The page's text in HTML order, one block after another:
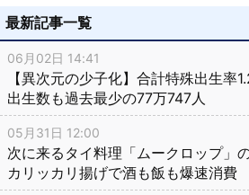
最新記事一覧
06月02日 14:41
【異次元の少子化】合計特殊出生率
出生数も過去最少の77万747人
05月31日 12:00
次に来るタイ料理「ムークロップ」
カリッカリ揚げで酒も飯も爆速消費